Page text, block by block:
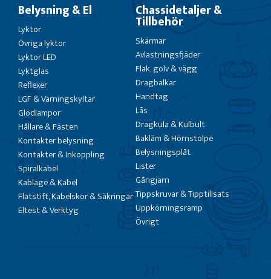
Belysning & El
Lyktor
Övriga lyktor
Lyktor LED
Lyktglas
Reflexer
LGF & Varningskyltar
Glödlampor
Hållare & Fästen
Kontakter belysning
Kontakter & Inkoppling
Spiralkabel
Kablage & Kabel
Flatstift, Kabelskor & Säkringar
Eltest & Verktyg
Chassidetaljer &
Tillbehör
Skärmar
Avlastningsfjäder
Flak, golv & vägg
Dragbalkar
Handtag
Lås
Dragkula & Kulbult
Bakläm & Hörnstolpe
Belysningsplåt
Lister
Gångjärn
Tippskruvar & Tipptillsats
Uppkörningsramp
Övrigt